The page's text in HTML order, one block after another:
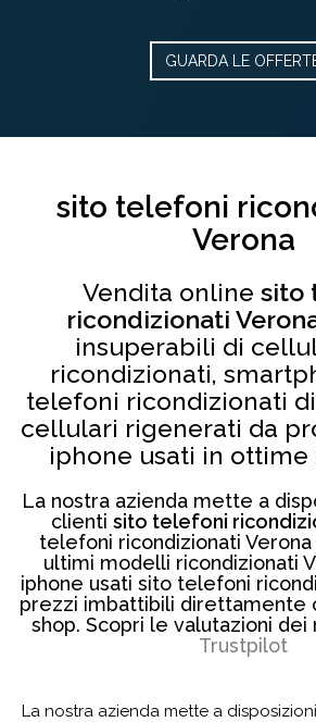
GUARDA LE
sito telefoni
Verona
Vendita online sito
ricondizionati
insuperabili di
ricondizionati,
telefoni ricondizionati
cellulari rigenerati da
iphone usati in ottime
La nostra azienda mette a
clienti sito telefoni
telefoni ricondizionati
ultimi modelli ricondizionati
iphone usati sito telefoni
prezzi imbattibili direttamente
shop. Scopri le valutazioni dei
Trustpilot
La nostra azienda mette a